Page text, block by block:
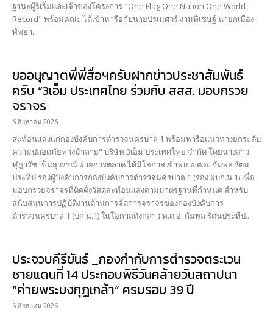
ฐานะผู้ริเริ่มและเจ้าของโครงการ "One Flag One Nation One World
Record" พร้อมคณะ ได้เข้าหารือกับนายปรเมศวร์ งามพิเชษฐ์ นายกเมือง
พัทยา...
ขออนุญาตพี่พี่สื่อฯครับฝากข่าวประชาสัมพันธ์
ครับ “3เอ็ม ประเทศไทย ร่วมกับ สสส. มอบกรวย
จราจร
6 สิงหาคม 2026
สะท้อนแสงแก่กองบังคับการตำรวจนครบาล 1 พร้อมหารือแนวทางยกระดับ
ความปลอดภัยทางม้าลาย" บริษัท 3เอ็ม ประเทศไทย จำกัด โดยนางสาว
ฬุฎารัช เข็มสุวรรณ์ ฝ่ายการตลาด ได้มีโอกาสเข้าพบ พ.ต.อ. กัมพล รัตน
ประทีป รองผู้บังคับการกองบังคับการตำรวจนครบาล 1 (รอง ผบก.น.1) เพื่อ
มอบกรวยจราจรที่ติดตั้งวัสดุสะท้อนแสงตามมาตรฐานที่กำหนด สำหรับ
สนับสนุนการปฏิบัติงานด้านการจัดการจราจรของกองบังคับการ
ตำรวจนครบาล 1 (บก.น.1) ในโอกาสดังกล่าว พ.ต.อ. กัมพล รัตนประทีป...
ประจวบคีรีขันธ์ _กองกำกับการตำรวจตระเวน
ชายแดนที่ 14 ประกอบพิธีวันคล้ายวันสถาปนา
“ค่ายพระมงกุฎเกล้า” ครบรอบ 39 ปี
6 สิงหาคม 2026